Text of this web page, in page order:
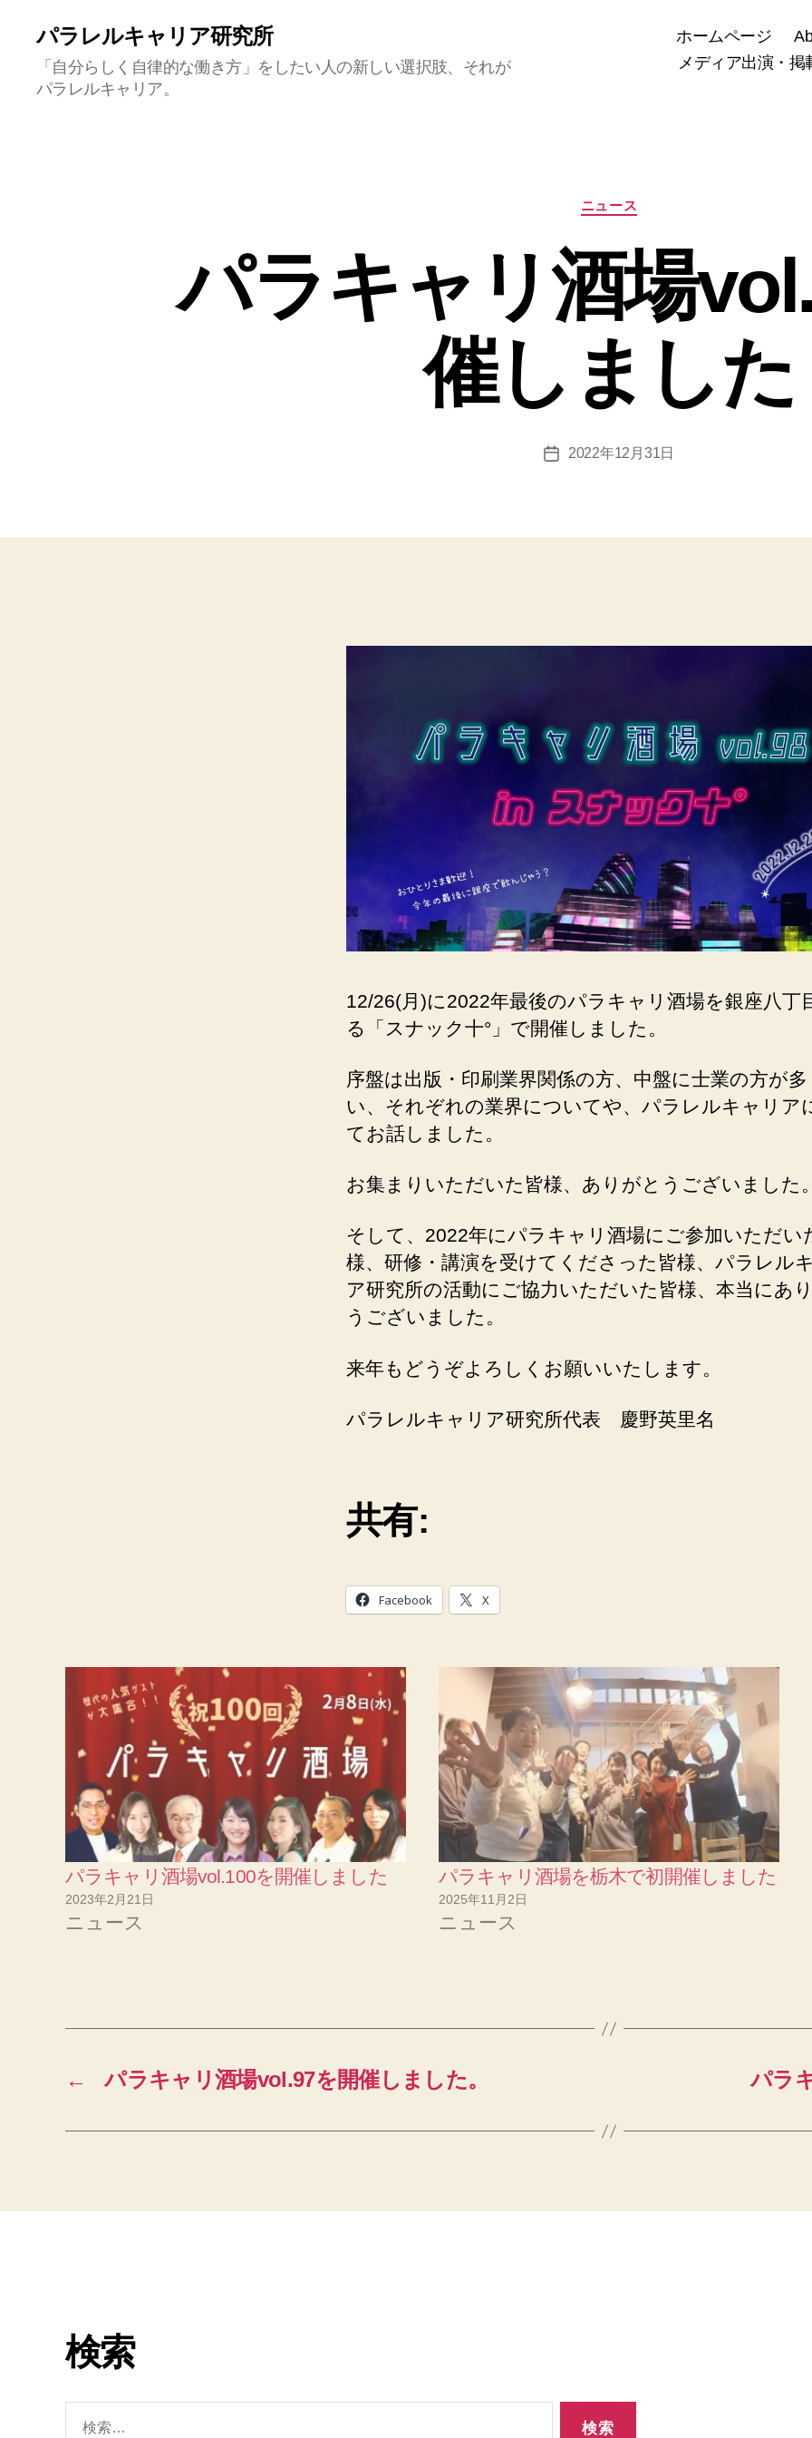
パラレルキャリア研究所
「自分らしく自律的な働き方」をしたい人の新しい選択肢、それが
パラレルキャリア。
ホームページ
メディア出演・掲
テ
リ
ー
ニュース
パラキャリ酒場
催しました
投
投
2022年12月31日
12/26(月)に2022年最後のパラキャリ酒場を銀座八丁
る「スナック十°」で開催しました。
序盤は出版・印刷業界関係の方、中盤に士業の方が多
い、それぞれの業界についてや、パラレルキャリア
てお話しました。
お集まりいただいた皆様、ありがとうございました。
そして、2022年にパラキャリ酒場にご参加いただい
様、研修・講演を受けてくださった皆様、パラレル
ア研究所の活動にご協力いただいた皆様、本当にあ
うございました。
来年もどうぞよろしくお願いいたします。
パラレルキャリア研究所代表 慶野英里名
共有:
Facebook X
パラキャリ酒場vol.100を開催しました
2023年2月21日
ニュース
パラキャリ酒場を栃木で初開催しました
2025年11月2日
ニュース
← パラキャリ酒場vol.97を開催しました。 パラ
検索